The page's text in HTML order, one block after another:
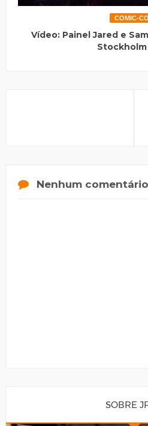
COMIC-
Vídeo: Painel Jared e
Stockholm
Nenhum comentário
SOBRE